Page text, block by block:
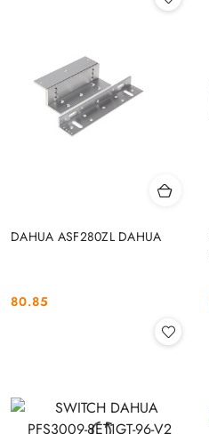
DAHUA ASF280ZL DAHUA
Cena:
80.85